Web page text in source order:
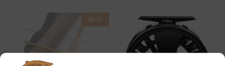
ALE!
tuotteella
useampi
tuotteella